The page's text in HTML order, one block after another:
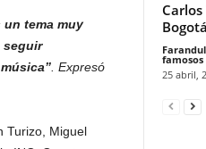
tema muy
seguir
. Expresó
Turizo, Miguel
Bogotá
famosos
25 abril,